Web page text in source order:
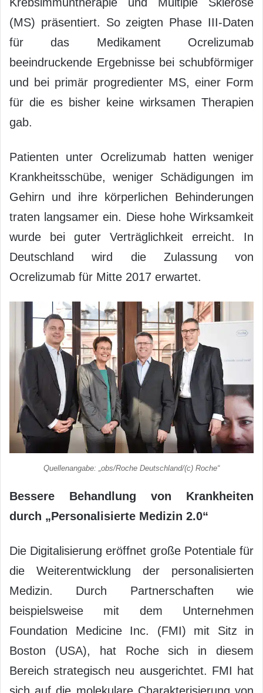
(MS) präsentiert. So zeigten Phase III-Daten
für das Medikament Ocrelizumab
beeindruckende Ergebnisse bei schubförmiger
und bei primär progredienter MS, einer Form
für die es bisher keine wirksamen Therapien
gab.
Patienten unter Ocrelizumab hatten weniger
Krankheitsschübe, weniger Schädigungen im
Gehirn und ihre körperlichen Behinderungen
traten langsamer ein. Diese hohe Wirksamkeit
wurde bei guter Verträglichkeit erreicht. In
Deutschland wird die Zulassung von
Ocrelizumab für Mitte 2017 erwartet.
Quellenangabe: „obs/Roche Deutschland/(c) Roche“
Bessere Behandlung von Krankheiten
durch „Personalisierte Medizin 2.0“
Die Digitalisierung eröffnet große Potentiale für
die Weiterentwicklung der personalisierten
Medizin. Durch Partnerschaften wie
beispielsweise mit dem Unternehmen
Foundation Medicine Inc. (FMI) mit Sitz in
Boston (USA), hat Roche sich in diesem
Bereich strategisch neu ausgerichtet. FMI hat